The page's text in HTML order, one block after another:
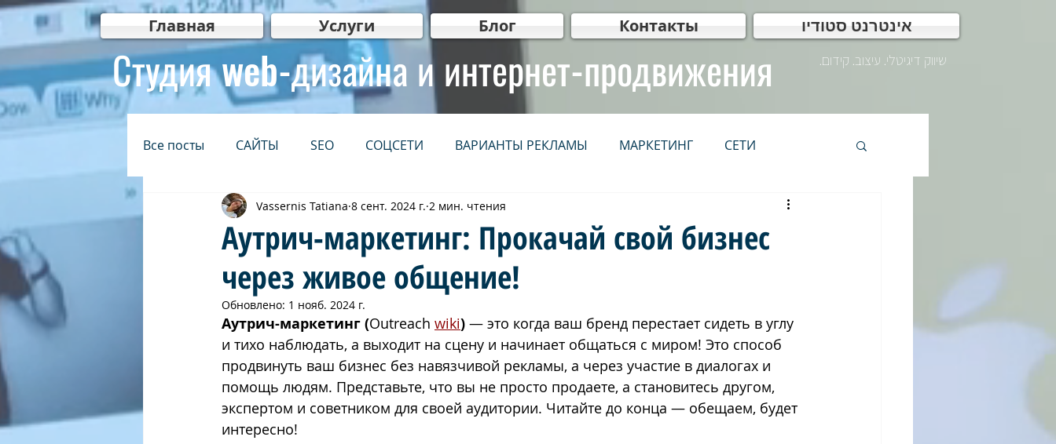
Главная Услуги Блог Контакты אינטרנט סטודיו
Студия web-дизайна и интернет-продвижения שיווק דיגיטלי. עיצוב. קידום.
Все посты САЙТЫ SEO СОЦСЕТИ ВАРИАНТЫ РЕКЛАМЫ МАРКЕТИНГ СЕТИ
БЕЗОПАСНОСТЬ ИНТЕРНЕТ СЕРВИСЫ IT WEB Дизайн
КРЕАТИВ Видеомаркетинг Видеопродакшн
בניית אתרים לעסקים פרסום בגוגל קידום אתרים אורגני (SEO) שיווק ברשתות חברתיות שיווק דיגיטלי
אסטרטגיות שיווק ניהול דפי פייסבוק ניהול דפי אינסטגרם מיתוג עסקי פיתוח מותג
Аутрич-маркетинг: Прокачай свой бизнес
через живое общение!
Vassernis Tatiana 8 сент. 2024 г. 2 мин. чтения
Обновлено: 1 нояб. 2024 г.
Аутрич-маркетинг (Outreach wiki) — это когда ваш бренд перестает сидеть в углу
и тихо наблюдать, а выходит на сцену и начинает общаться с миром! Это способ
продвинуть ваш бизнес без навязчивой рекламы, а через участие в диалогах и
помощь людям. Представьте, что вы не просто продаете, а становитесь другом,
экспертом и советником для своей аудитории. Читайте до конца — обещаем, будет
интересно!